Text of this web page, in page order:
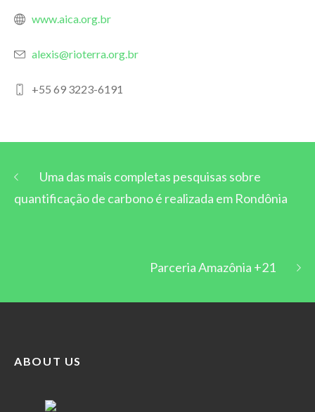
www.aica.org.br
alexis@rioterra.org.br
+55 69 3223-6191
Uma das mais completas pesquisas sobre
quantificação de carbono é realizada em Rondônia
Parceria Amazônia +21
ABOUT US